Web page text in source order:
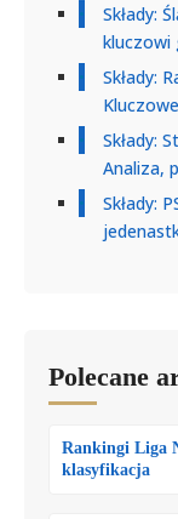
Składy:
kluczowi
Składy:
Składy:
Analiza,
Składy:
Polecane
Rankingi Liga
klasyfikacja